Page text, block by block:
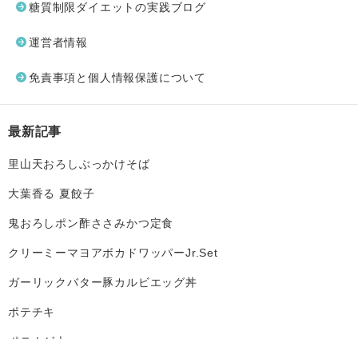
糖質制限ダイエットの実践ブログ
運営者情報
免責事項と個人情報保護について
最新記事
里山天おろしぶっかけそば
大葉香る 夏餃子
鬼おろしポン酢ささみかつ定食
クリーミーマヨアボカドワッパーJr.Set
ガーリックバター豚カルビエッグ丼
ポテチキ